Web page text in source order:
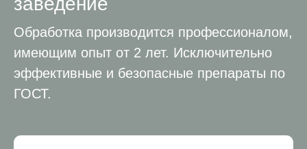
Обработка производится профессионалом,
имеющим опыт от 2 лет. Исключительно
эффективные и безопасные препараты по
ГОСТ.